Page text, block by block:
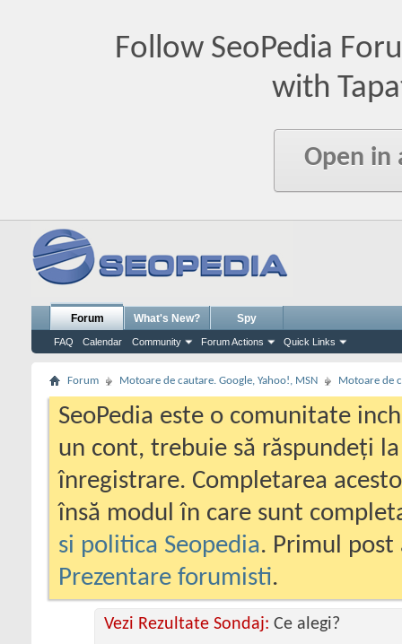
Follow SeoPedia
with
Open in
Forum
FAQ Calendar Community Forum Actions Quick Links
What's New? Spy
Forum Motoare de cautare. Google, Yahoo!, MSN Motoare de
SeoPedia este o comunitate
un cont, trebuie să răspundeți
înregistrare. Completarea
însă modul în care sunt
si politica Seopedia. Primul
Prezentare forumisti.
Vezi Rezultate Sondaj: Ce alegi?